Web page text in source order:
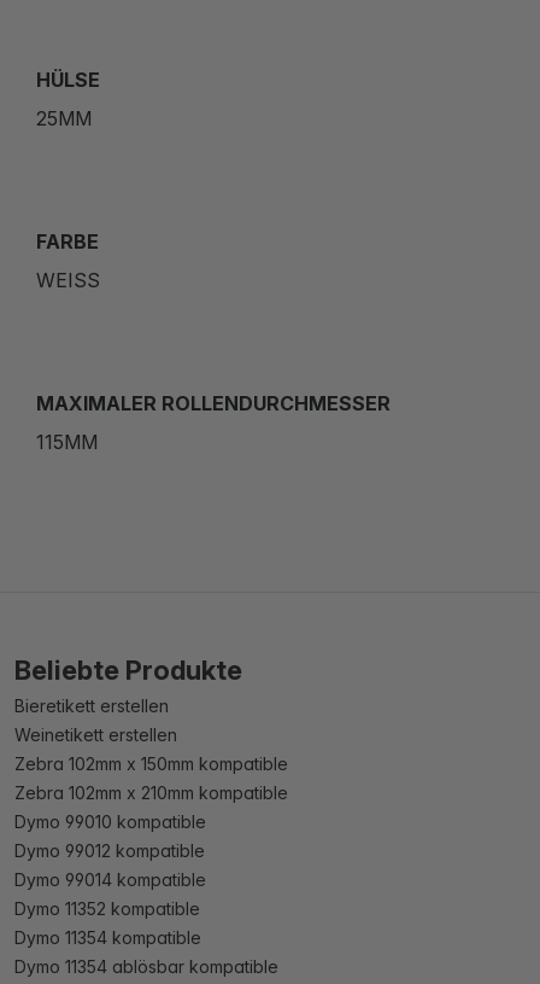
HÜLSE
25MM
FARBE
WEISS
MAXIMALER ROLLENDURCHMESSER
115MM
Beliebte Produkte
Bieretikett erstellen
Weinetikett erstellen
Zebra 102mm x 150mm kompatible
Zebra 102mm x 210mm kompatible
Dymo 99010 kompatible
Dymo 99012 kompatible
Dymo 99014 kompatible
Dymo 11352 kompatible
Dymo 11354 kompatible
Dymo 11354 ablösbar kompatible